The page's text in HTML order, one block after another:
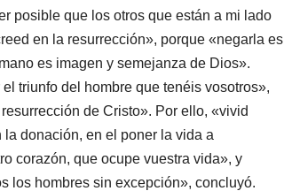
posible que los otros que están a mi lado
en la resurrección», porque «negarla es
es imagen y semejanza de Dios».
triunfo del hombre que tenéis vosotros»,
de Cristo». Por ello, «vivid
donación, en el poner la vida a
corazón, que ocupe vuestra vida», y
los hombres sin excepción», concluyó.